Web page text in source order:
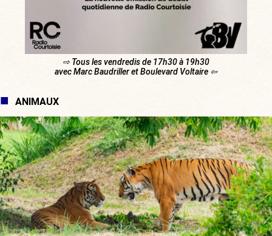
⇨ Tous les vendredis de 17h30 à 19h30
avec Marc Baudriller et Boulevard Voltaire ⇦
ANIMAUX